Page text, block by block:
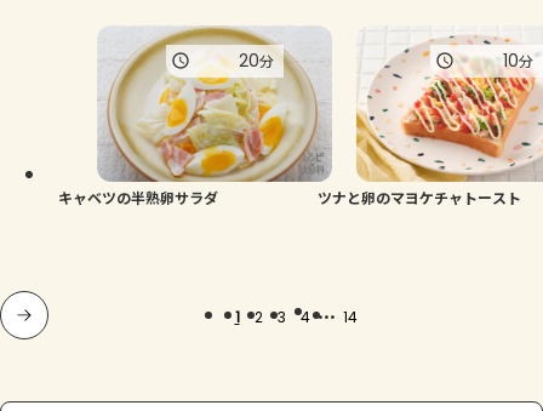
キャベツの半熟卵サラダ
20分
ツナと卵のマヨケチャトースト
10分
1 2 3 4 ... 14